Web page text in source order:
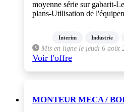
moyenne série sur gabarit-
plans-Utilisation de
Interim Industrie
Mis en ligne le jeudi 6 août
Voir l'offre
MONTEUR MECA /